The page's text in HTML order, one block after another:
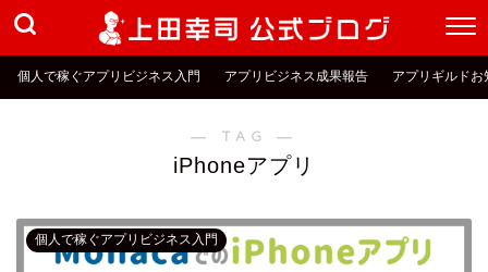
個人で稼ぐアプリビジネス入門 アプリビジネス成果報告 アプリギルドお
― TAG ―
iPhoneアプリ
個人で稼ぐアプリビジネス入門